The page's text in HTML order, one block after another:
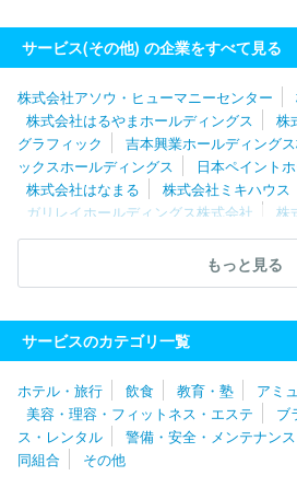
ム株式会社
ＧＭＯペイメントゲートウ
ルディングス株式会社
株式会社ネオキャ
博報堂プロダクツ
ソーバル株式会社
サービス(その他) の企業をすべて見る
株式会社アソウ・ヒューマニーセンター
株式会社はるやまホールディングス
株
グラフィック
吉本興業ホールディング
ックスホールディングス
日本ペイント
株式会社はなまる
株式会社ミキハウス
ガリレイホールディングス株式会社
株
式会社システムサポートホールディングス
ダイドーグループホ
ウェル
株式会社ホンダテクノフォート
ス株式会社
ＲＸ Ｊａｐａｎ合同会社
株式会社ベネフィット・ワン
株式会
ングス株式会社
三井不動産レジデンシ
式会社アルトナー
株式会社ワールドス
社マーキュリー
もっと見る
サービスのカテゴリ一覧
ホテル・旅行 飲食 教育・塾
アミ
美容・理容・フィットネス・エステ
ブ
ス・レンタル
警備・安全・メンテナン
同組合
その他